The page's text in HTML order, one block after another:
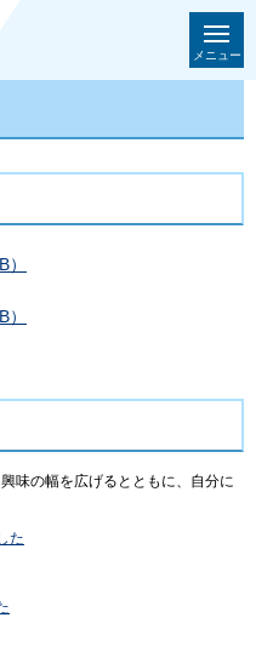
メニュー
味の幅を広げるとともに、自分に
た